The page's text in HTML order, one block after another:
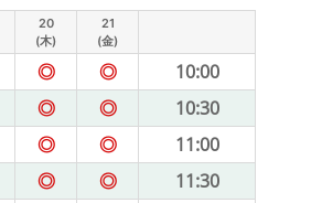
20
(木)
21
(金)
◎ ◎
10:00
◎ ◎
10:30
◎ ◎
11:00
◎ ◎
11:30